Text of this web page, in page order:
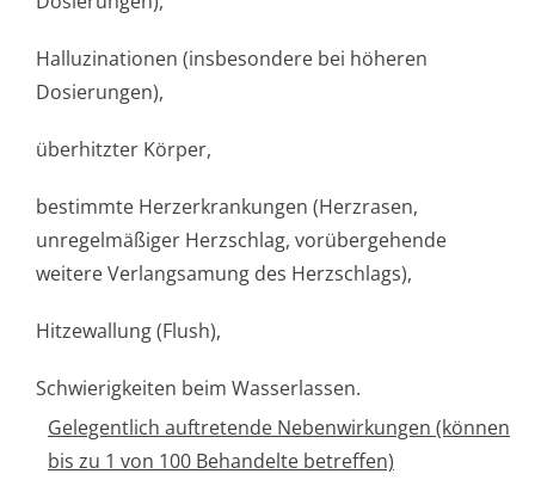
Halluzinationen (insbesondere bei höheren
Dosierungen),
überhitzter Körper,
bestimmte Herzerkrankungen (Herzrasen,
unregelmäßiger Herzschlag, vorübergehende
weitere Verlangsamung des Herzschlags),
Hitzewallung (Flush),
Schwierigkeiten beim Wasserlassen.
Gelegentlich auftretende Nebenwirkungen (können
bis zu 1 von 100 Behandelte betreffen)